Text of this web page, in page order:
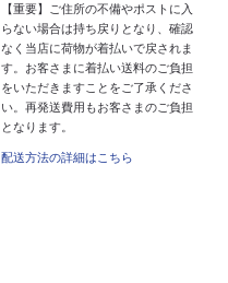
【重要】ご住所の不備やポストに入
らない場合は持ち戻りとなり、確認
なく当店に荷物が着払いで戻されま
す。お客さまに着払い送料のご負担
をいただきますことをご了承くださ
い。再発送費用もお客さまのご負担
となります。
配送方法の詳細はこちら